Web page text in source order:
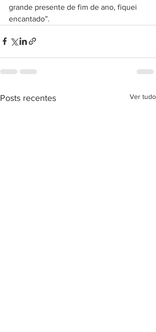
grande presente de fim de ano, fiquei
encantado”.
Posts recentes Ver tudo